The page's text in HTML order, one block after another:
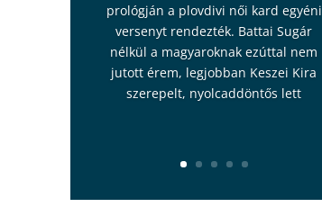
prológján a plovdivi női kard egyéni
versenyt rendezték. Battai Sugár
nélkül a magyaroknak ezúttal nem
jutott érem, legjobban Keszei Kira
szerepelt, nyolcaddöntős lett